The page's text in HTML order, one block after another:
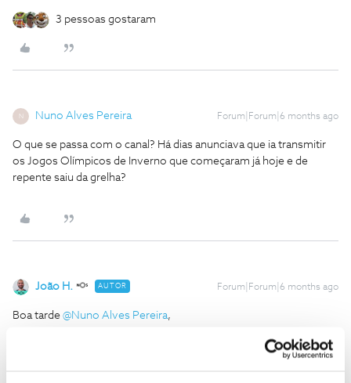
3 pessoas gostaram
N Nuno Alves Pereira Forum|Forum|6 months ago
O que se passa com o canal? Há dias anunciava que ia transmitir
os Jogos Olímpicos de Inverno que começaram já hoje e de
repente saiu da grelha?
João H. AUTOR Forum|Forum|6 months ago
Boa tarde ​ @Nuno Alves Pereira,